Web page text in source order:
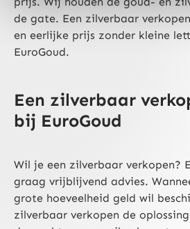
de gate. Een zilverbaar
en eerlijke prijs zonder kleine
EuroGoud.
Een zilverbaar
bij EuroGoud
Wil je een zilverbaar verkopen?
graag vrijblijvend advies.
grote hoeveelheid geld wil
zilverbaar verkopen de